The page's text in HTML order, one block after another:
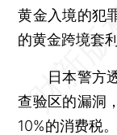
黄金入境的犯
的黄金跨境套
日本警方透
查验区的漏洞
10%的消费税